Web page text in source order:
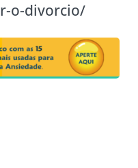
o-divorcio/